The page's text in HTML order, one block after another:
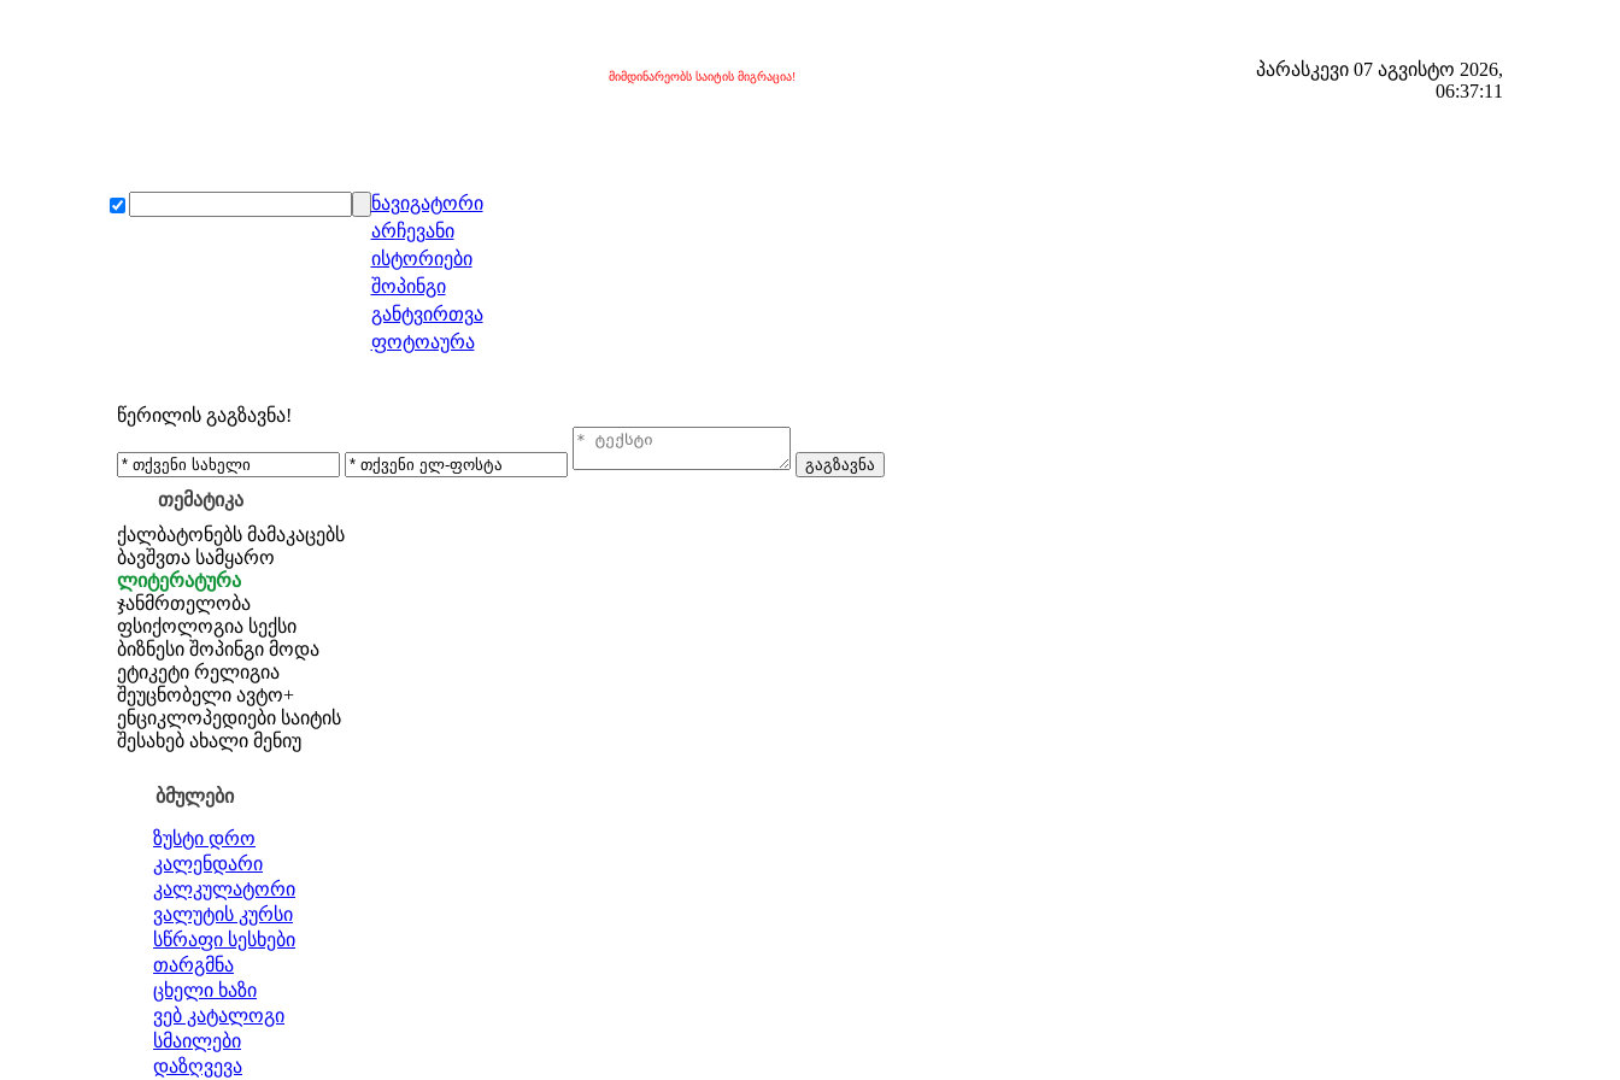
მიმდინარეობს საიტის მიგრაცია!
პარასკევი 07 აგვისტო 2026,
06:37:12
ნავიგატორი
არჩევანი
ისტორიები
შოპინგი
განტვირთვა
ფოტოაურა
წერილის გაგზავნა!
თემატიკა
ქალბატონებს მამაკაცებს
ბავშვთა სამყარო
ლიტერატურა
ჯანმრთელობა
ფსიქოლოგია სექსი
ბიზნესი შოპინგი მოდა
ეტიკეტი რელიგია
შეუცნობელი ავტო+
ენციკლოპედიები საიტის
შესახებ ახალი მენიუ
ბმულები
ზუსტი დრო
კალენდარი
კალკულატორი
ვალუტის კურსი
სწრაფი სესხები
თარგმნა
ცხელი ხაზი
ვებ კატალოგი
სმაილები
დაზღვევა